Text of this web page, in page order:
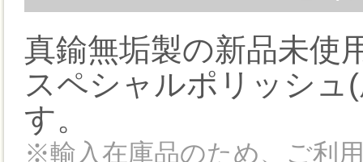
真鍮無垢製の新品未使
スペシャルポリッシ
す。
※輸入在庫品のため、ご利